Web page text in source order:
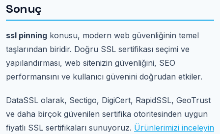
Sonuç
ssl pinning konusu, modern web güvenliğinin temel
taşlarından biridir. Doğru SSL sertifikası seçimi ve
yapılandırması, web sitenizin güvenliğini, SEO
performansını ve kullanıcı güvenini doğrudan etkiler.
DataSSL olarak, Sectigo, DigiCert, RapidSSL, GeoTrust
ve daha birçok güvenilen sertifika otoritesinden uygun
fiyatlı SSL sertifikaları sunuyoruz. Ürünlerimizi inceleyin